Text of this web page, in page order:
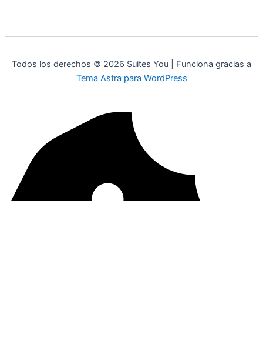
Todos los derechos © 2026 Suites You | Funciona gracias a
Tema Astra para WordPress